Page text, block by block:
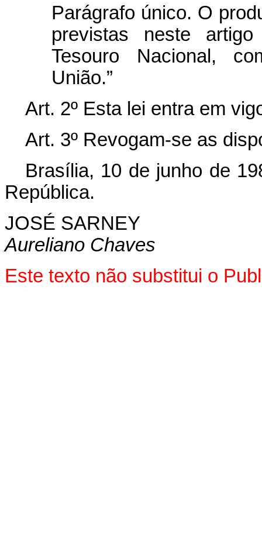
Parágrafo único. O
previstas neste
Tesouro Nacional,
União.”
Art. 2º Esta lei entra em
Art. 3º Revogam-se as
Brasília, 10 de junho de
República.
JOSÉ SARNEY
Aureliano Chaves
Este texto não substitui o